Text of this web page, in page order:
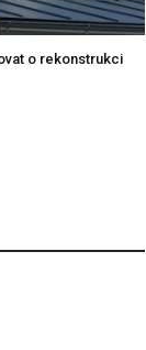
o rekonstrukci